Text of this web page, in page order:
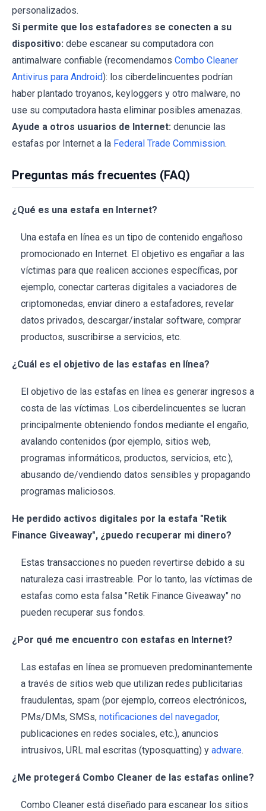
personalizados.
Si permite que los estafadores se conecten a su
dispositivo: debe escanear su computadora con
antimalware confiable (recomendamos Combo Cleaner
Antivirus para Android): los ciberdelincuentes podrían
haber plantado troyanos, keyloggers y otro malware, no
use su computadora hasta eliminar posibles amenazas.
Ayude a otros usuarios de Internet: denuncie las
estafas por Internet a la Federal Trade Commission.
Preguntas más frecuentes (FAQ)
¿Qué es una estafa en Internet?
Una estafa en línea es un tipo de contenido engañoso
promocionado en Internet. El objetivo es engañar a las
víctimas para que realicen acciones específicas, por
ejemplo, conectar carteras digitales a vaciadores de
criptomonedas, enviar dinero a estafadores, revelar
datos privados, descargar/instalar software, comprar
productos, suscribirse a servicios, etc.
¿Cuál es el objetivo de las estafas en línea?
El objetivo de las estafas en línea es generar ingresos a
costa de las víctimas. Los ciberdelincuentes se lucran
principalmente obteniendo fondos mediante el engaño,
avalando contenidos (por ejemplo, sitios web,
programas informáticos, productos, servicios, etc.),
abusando de/vendiendo datos sensibles y propagando
programas maliciosos.
He perdido activos digitales por la estafa "Retik
Finance Giveaway", ¿puedo recuperar mi dinero?
Estas transacciones no pueden revertirse debido a su
naturaleza casi irrastreable. Por lo tanto, las víctimas de
estafas como esta falsa "Retik Finance Giveaway" no
pueden recuperar sus fondos.
¿Por qué me encuentro con estafas en Internet?
Las estafas en línea se promueven predominantemente
a través de sitios web que utilizan redes publicitarias
fraudulentas, spam (por ejemplo, correos electrónicos,
PMs/DMs, SMSs, notificaciones del navegador,
publicaciones en redes sociales, etc.), anuncios
intrusivos, URL mal escritas (typosquatting) y adware.
¿Me protegerá Combo Cleaner de las estafas online?
Combo Cleaner está diseñado para escanear los sitios